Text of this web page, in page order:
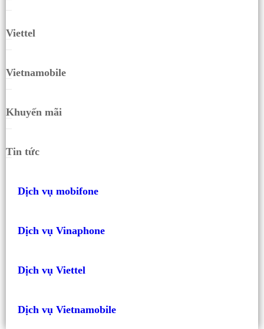
Viettel
Vietnamobile
Khuyến mãi
Tin tức
Dịch vụ mobifone
Dịch vụ Vinaphone
Dịch vụ Viettel
Dịch vụ Vietnamobile